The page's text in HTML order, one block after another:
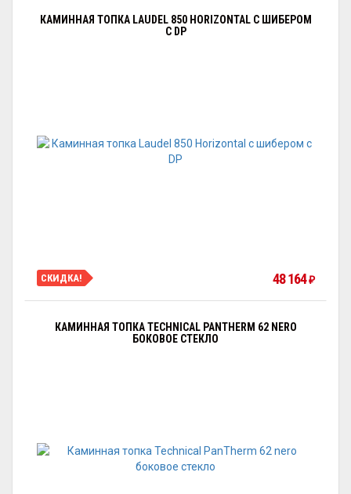
КАМИННАЯ ТОПКА LAUDEL 850 HORIZONTAL С ШИБЕРОМ
С DP
СКИДКА! 48 164₽
КАМИННАЯ ТОПКА TECHNICAL PANTHERM 62 NERO
БОКОВОЕ СТЕКЛО